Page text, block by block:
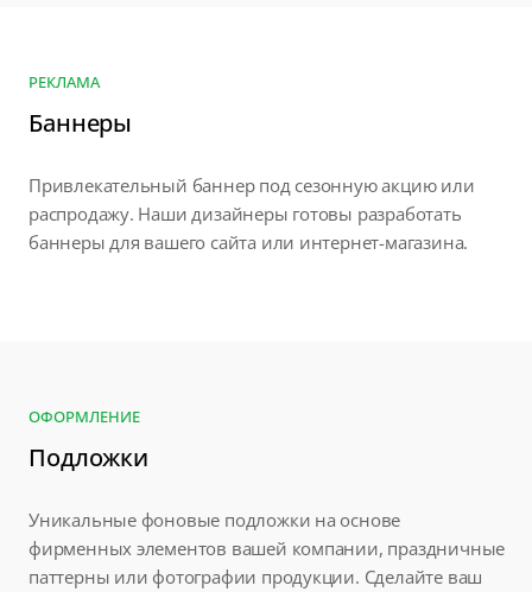
РЕКЛАМА
Баннеры
Привлекательный баннер под сезонную акцию или
распродажу. Наши дизайнеры готовы разработать
баннеры для вашего сайта или интернет-магазина.
ОФОРМЛЕНИЕ
Подложки
Уникальные фоновые подложки на основе
фирменных элементов вашей компании, праздничные
паттерны или фотографии продукции. Сделайте ваш